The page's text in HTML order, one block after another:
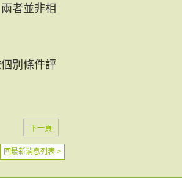
者並非相
別條件評
下一頁
回最新消息列表 >